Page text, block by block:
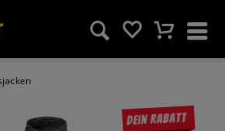
Dein Rabatt